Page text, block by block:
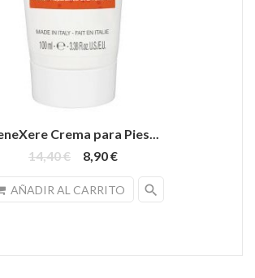
Crema para Pies...
14,40 €
8,90 €
AÑADIR AL CARRITO search